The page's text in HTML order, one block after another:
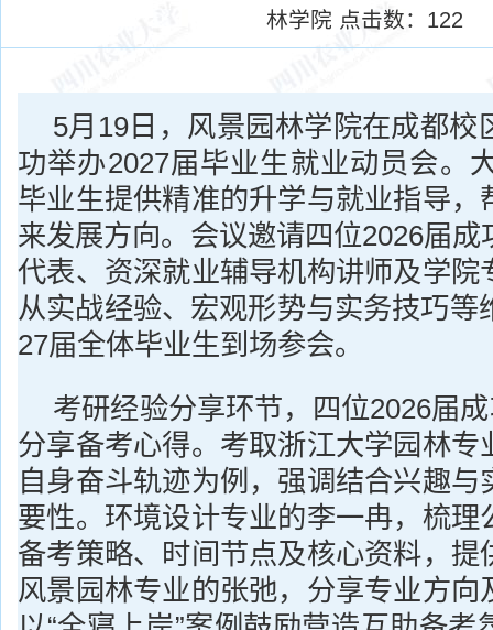
林学院 点击数： 122
5月19日，风景园林学院在成都校
功举办2027届毕业生就业动员会。
毕业生提供精准的升学与就业指导，
来发展方向。会议邀请四位2026届
代表、资深就业辅导机构讲师及学院
从实战经验、宏观形势与实务技巧等
27届全体毕业生到场参会。
考研经验分享环节，四位2026届
分享备考心得。考取浙江大学园林专
自身奋斗轨迹为例，强调结合兴趣与
要性。环境设计专业的李一冉，梳理
备考策略、时间节点及核心资料，提
风景园林专业的张弛，分享专业方向